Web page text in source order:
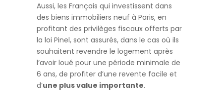
Aussi, les Français qui investissent dans
des biens immobiliers neuf à Paris, en
profitant des privilèges fiscaux offerts par
la loi Pinel, sont assurés, dans le cas où ils
souhaitent revendre le logement après
l’avoir loué pour une période minimale de
6 ans, de profiter d’une revente facile et
d’une plus value importante.